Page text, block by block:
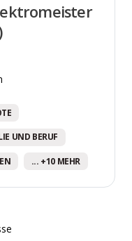
UND BERUF
... +10 MEHR